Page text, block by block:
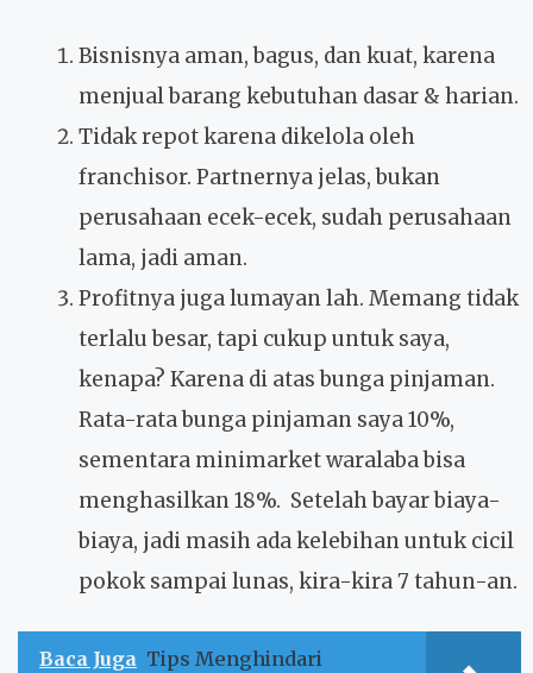
Bisnisnya aman, bagus, dan kuat, karena
menjual barang kebutuhan dasar & harian.
Tidak repot karena dikelola oleh
franchisor. Partnernya jelas, bukan
perusahaan ecek-ecek, sudah perusahaan
lama, jadi aman.
Profitnya juga lumayan lah. Memang tidak
terlalu besar, tapi cukup untuk saya,
kenapa? Karena di atas bunga pinjaman.
Rata-rata bunga pinjaman saya 10%,
sementara minimarket waralaba bisa
menghasilkan 18%. Setelah bayar biaya-
biaya, jadi masih ada kelebihan untuk cicil
pokok sampai lunas, kira-kira 7 tahun-an.
Baca Juga Tips Menghindari